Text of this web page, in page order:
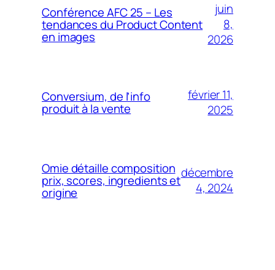
Conférence AFC 25 – Les
tendances du Product Content
en images
juin
8,
2026
Conversium, de l’info
produit à la vente
février 11,
2025
Omie détaille composition
prix, scores, ingredients et
origine
décembre
4, 2024